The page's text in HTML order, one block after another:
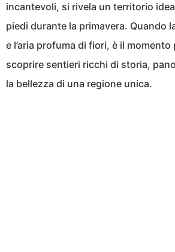
incantevoli, si rivela un territorio
piedi durante la primavera. Quando
e l’aria profuma di fiori, è il
scoprire sentieri ricchi di storia,
la bellezza di una regione unica.